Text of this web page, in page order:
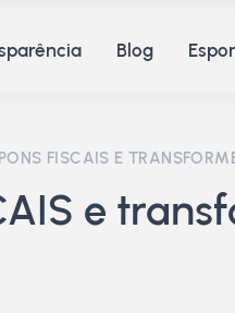
Blog
FISCAIS E
e